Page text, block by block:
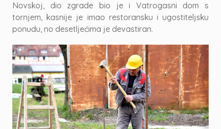
Novskoj, dio zgrade bio je i Vatrogasni dom s
tornjem, kasnije je imao restoransku i ugostiteljsku
ponudu, no desetljećima je devastiran.